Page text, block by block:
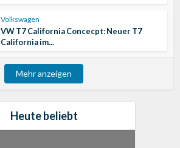
Volkswagen
VW T7 California Concecpt: Neuer T7
California im...
Mehr anzeigen
Heute beliebt